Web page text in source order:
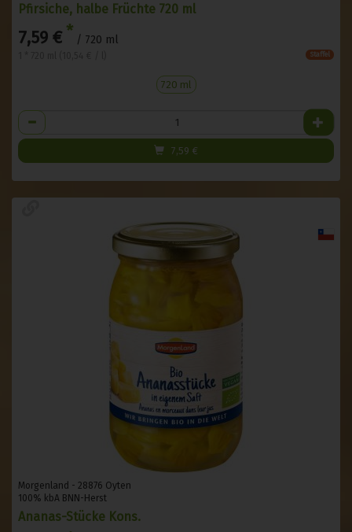
Pfirsiche, halbe Früchte 720 ml
7,59 € * / 720 ml
Staffel
720 ml
Anzahl
7,59 €
Morgenland - 28876 Oyten
100% kbA BNN-Herst
Ananas-Stücke Kons.